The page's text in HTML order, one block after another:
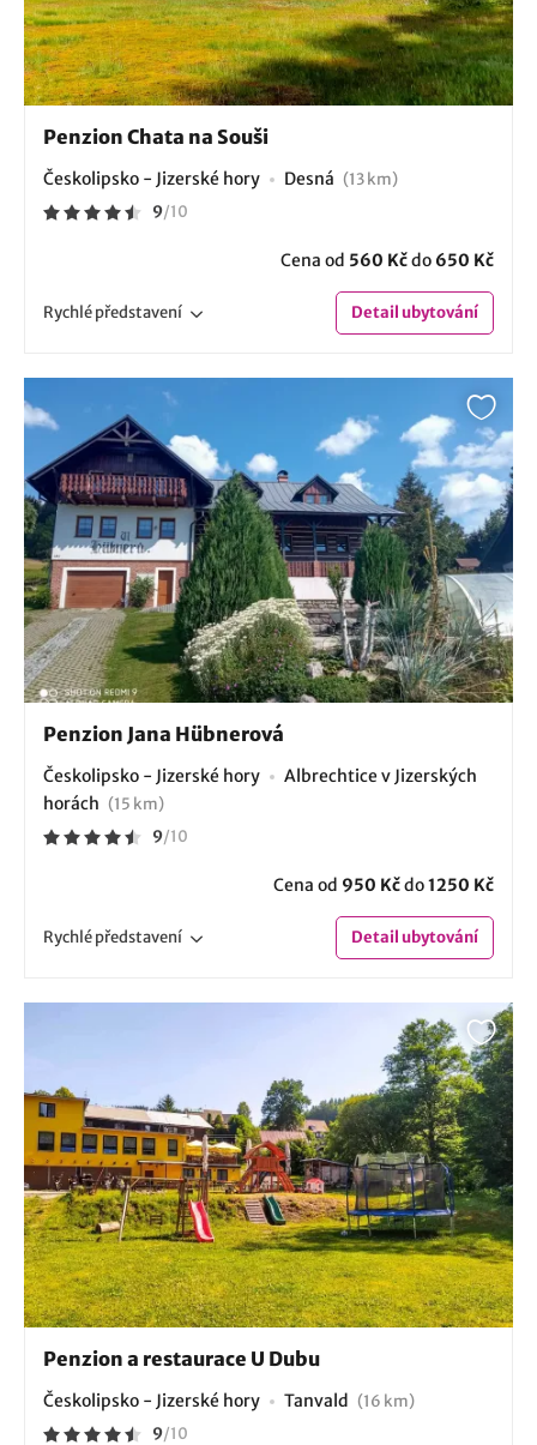
Penzion Chata na Souši
Českolipsko - Jizerské hory Desná (13 km)
9/10
Cena od 560 Kčdo 650 Kč
Rychlépředstavení Detailubytování
Penzion Jana Hübnerová
Českolipsko - Jizerské hory
Albrechtice v Jizerských
horách (15 km)
9/10
Cena od 950 Kčdo1250 Kč
Rychlépředstavení Detailubytování
Penzion a restaurace U Dubu
Českolipsko - Jizerské hory Tanvald (16 km)
9/10